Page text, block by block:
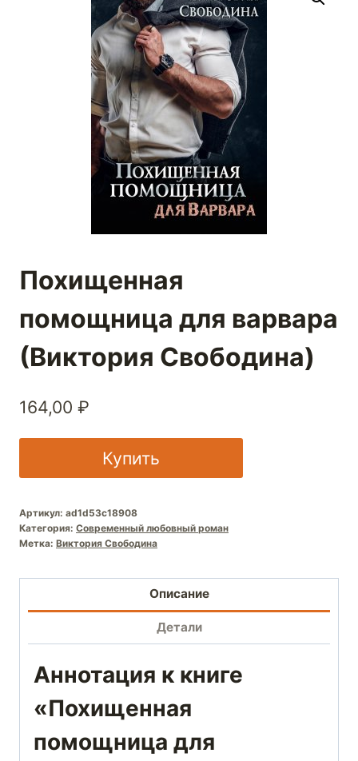
Похищенная
помощница для варвара
(Виктория Свободина)
164,00 ₽
Купить
Артикул: ad1d53c18908
Категория: Современный любовный роман
Метка: Виктория Свободина
Описание
Детали
Аннотация к книге
«Похищенная
помощница для